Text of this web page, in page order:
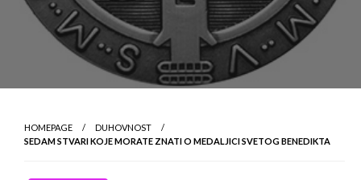
HOMEPAGE
DUHOVNOST
SEDAM STVARI KOJE MORATE ZNATI O MEDALJICI SVETOG BENEDIKTA